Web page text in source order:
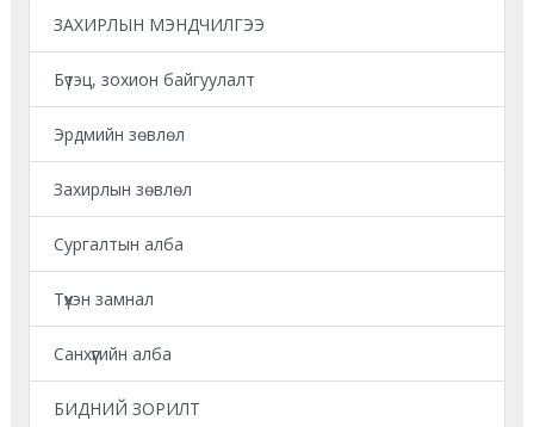
ЗАХИРЛЫН МЭНДЧИЛГЭЭ
Бүтэц, зохион байгуулалт
Эрдмийн зөвлөл
Захирлын зөвлөл
Сургалтын алба
Түүхэн замнал
Санхүүгийн алба
БИДНИЙ ЗОРИЛТ